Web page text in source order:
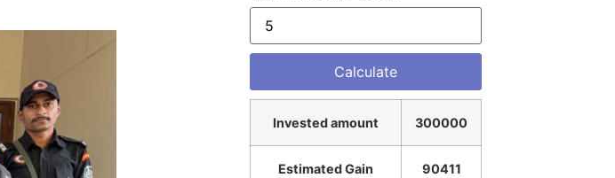
Invested amount 300000
Estimated Gain
90411